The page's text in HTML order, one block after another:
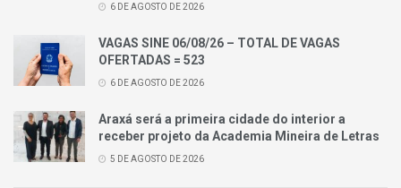
6 DE AGOSTO DE 2026
VAGAS SINE 06/08/26 – TOTAL DE VAGAS
OFERTADAS = 523
6 DE AGOSTO DE 2026
Araxá será a primeira cidade do interior a
receber projeto da Academia Mineira de Letras
5 DE AGOSTO DE 2026